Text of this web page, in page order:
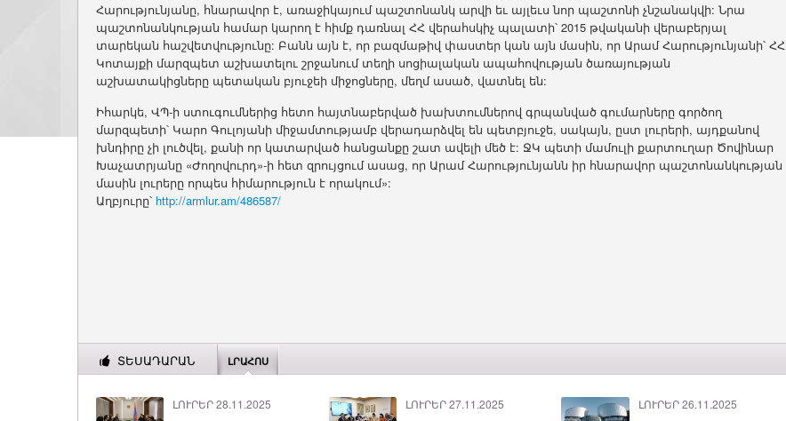
Հարությունյանը, հնարավոր է, առաջիկայում պաշտոնանկ արվի եւ այլեւս նոր պաշտոնի չնշանակվի: Նրա
պաշտոնանկության համար կարող է հիմք դառնալ ՀՀ վերահսկիչ պալատի՝ 2015 թվականի վերաբերյալ
տարեկան հաշվետվությունը: Բանն այն է, որ բազմաթիվ փաստեր կան այն մասին, որ Արամ Հարությունյանի՝ ՀՀ
Կոտայքի մարզպետ աշխատելու շրջանում տեղի սոցիալական ապահովության ծառայության
աշխատակիցները պետական բյուջեի միջոցները, մեղմ ասած, վատնել են:
Իհարկե, ՎՊ-ի ստուգումներից հետո հայտնաբերված խախտումներով գրպանված գումարները գործող
մարզպետի՝ Կարո Գուլոյանի միջամտությամբ վերադարձվել են պետբյուջե, սակայն, ըստ լուրերի, այդքանով
խնդիրը չի լուծվել, քանի որ կատարված հանցանքը շատ ավելի մեծ է: ՋԿ պետի մամուլի քարտուղար Ծովինար
Խաչատրյանը «Ժողովուրդ»-ի հետ զրույցում ասաց, որ Արամ Հարությունյանն իր հնարավոր պաշտոնանկության
մասին լուրերը որպես հիմարություն է որակում»:
Աղբյուրը՝ http://armlur.am/486587/
ՏԵՍԱԴԱՐԱՆ ԼՐԱՀՈՍ
ԼՈՒՐԵՐ 28.11.2025 ԼՈՒՐԵՐ 27.11.2025 ԼՈՒՐԵՐ 26.11.2025